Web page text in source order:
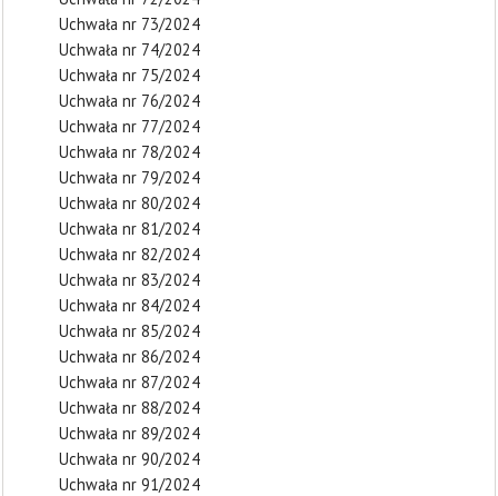
Uchwała nr 73/2024
Uchwała nr 74/2024
Uchwała nr 75/2024
Uchwała nr 76/2024
Uchwała nr 77/2024
Uchwała nr 78/2024
Uchwała nr 79/2024
Uchwała nr 80/2024
Uchwała nr 81/2024
Uchwała nr 82/2024
Uchwała nr 83/2024
Uchwała nr 84/2024
Uchwała nr 85/2024
Uchwała nr 86/2024
Uchwała nr 87/2024
Uchwała nr 88/2024
Uchwała nr 89/2024
Uchwała nr 90/2024
Uchwała nr 91/2024